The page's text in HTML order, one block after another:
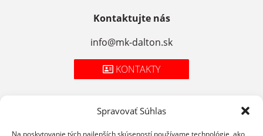
Spravovať Súhlas
Na poskytovanie tých najlepších skúseností používame technológie, ako
Kontaktujte nás
info@mk-dalton.sk
KONTAKTY